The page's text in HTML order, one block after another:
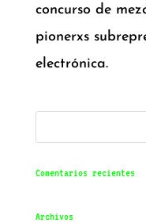
concurso de
pionerxs
electrónica.
Comentarios recientes
Archivos